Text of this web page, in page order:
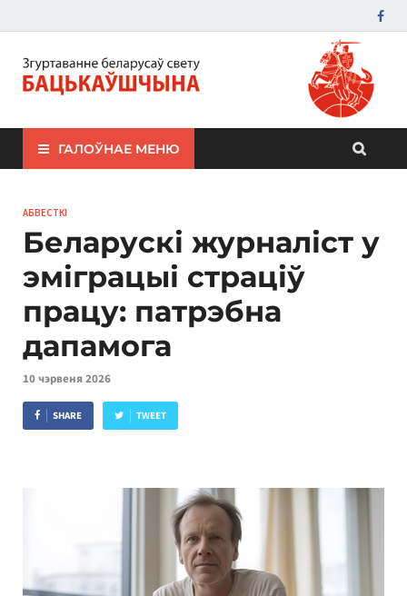
ЗБС "Бацькаўшчына"
ГАЛОЎНАЕ МЕНЮ
АБВЕСТКІ
Беларускі журналіст у
эміграцыі страціў
працу: патрэбна
дапамога
10 чэрвеня 2026
SHARE TWEET